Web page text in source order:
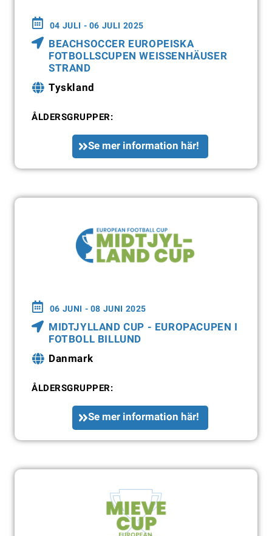
04 JULI - 06 JULI 2025
BEACHSOCCER EUROPEISKA
FOTBOLLSCUPEN WEISSENHÄUSER
STRAND
Tyskland
ÅLDERSGRUPPER:
Se mer information här!
06 JUNI - 08 JUNI 2025
MIDTJYLLAND CUP - EUROPACUPEN I
FOTBOLL BILLUND
Danmark
ÅLDERSGRUPPER:
Se mer information här!